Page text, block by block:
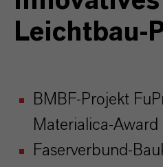
Leichtbau-
BMBF-Projekt
Materialica-Award
Faserverbund-